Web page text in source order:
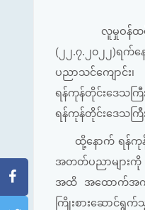
လူမှုဝန်ထမ်းဦးစီ
(၂၂.၇.၂၀၂၂)ရက်
ပညာသင်ကျောင်း၊
ရန်ကုန်တိုင်းဒေသကြီ
ရန်ကုန်တိုင်းဒေသကြီ
ထို့နောက် ရန်ကုန်တို
အတတ်ပညာများကို
အထိ အထောက်အကူပ
ကြိုးစားဆောင်ရွက်